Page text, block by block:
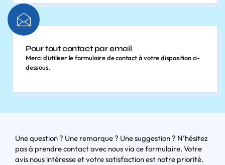
Pour tout contact par email
Merci d’utiliser le formulaire de contact à votre disposition ci-
dessous.
Une question ? Une remarque ? Une suggestion ? N’hésitez
pas à prendre contact avec nous via ce formulaire. Votre
avis nous intéresse et votre satisfaction est notre priorité.